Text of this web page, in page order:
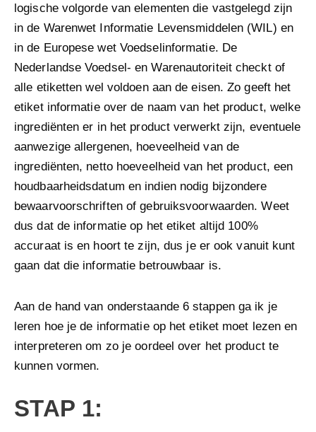
logische volgorde van elementen die vastgelegd zijn
in de Warenwet Informatie Levensmiddelen (WIL) en
in de Europese wet Voedselinformatie. De
Nederlandse Voedsel- en Warenautoriteit checkt of
alle etiketten wel voldoen aan de eisen. Zo geeft het
etiket informatie over de naam van het product, welke
ingrediënten er in het product verwerkt zijn, eventuele
aanwezige allergenen, hoeveelheid van de
ingrediënten, netto hoeveelheid van het product, een
houdbaarheidsdatum en indien nodig bijzondere
bewaarvoorschriften of gebruiksvoorwaarden. Weet
dus dat de informatie op het etiket altijd 100%
accuraat is en hoort te zijn, dus je er ook vanuit kunt
gaan dat die informatie betrouwbaar is.
Aan de hand van onderstaande 6 stappen ga ik je
leren hoe je de informatie op het etiket moet lezen en
interpreteren om zo je oordeel over het product te
kunnen vormen.
STAP 1: